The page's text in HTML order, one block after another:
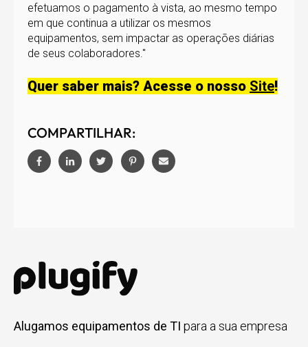
efetuamos o pagamento à vista, ao mesmo tempo
em que continua a utilizar os mesmos
equipamentos, sem impactar as operações diárias
de seus colaboradores."
Quer saber mais? Acesse o nosso Site!
COMPARTILHAR:
Alugamos equipamentos de TI para a sua empresa